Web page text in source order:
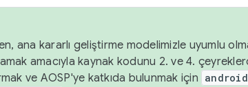
ana kararlı geliştirme modelimizle uyumlu
amacıyla kaynak kodunu 2. ve 4.
ve AOSP'ye katkıda bulunmak için